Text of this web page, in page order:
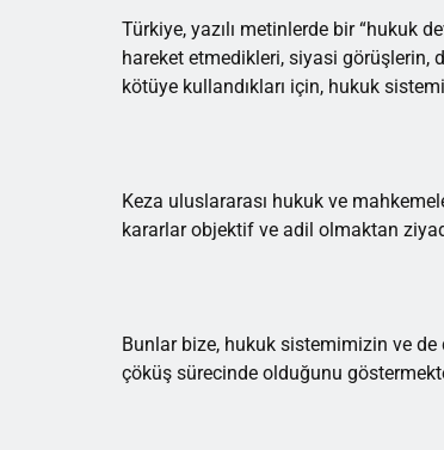
Türkiye, yazılı metinlerde bir “hukuk
hareket etmedikleri, siyasi görüşlerin,
kötüye kullandıkları için, hukuk
Keza uluslararası hukuk ve
kararlar objektif ve adil olmaktan
Bunlar bize, hukuk sistemimizin ve
çöküş sürecinde olduğunu